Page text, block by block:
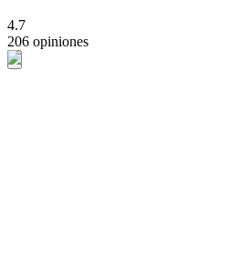
4.7
206 opiniones